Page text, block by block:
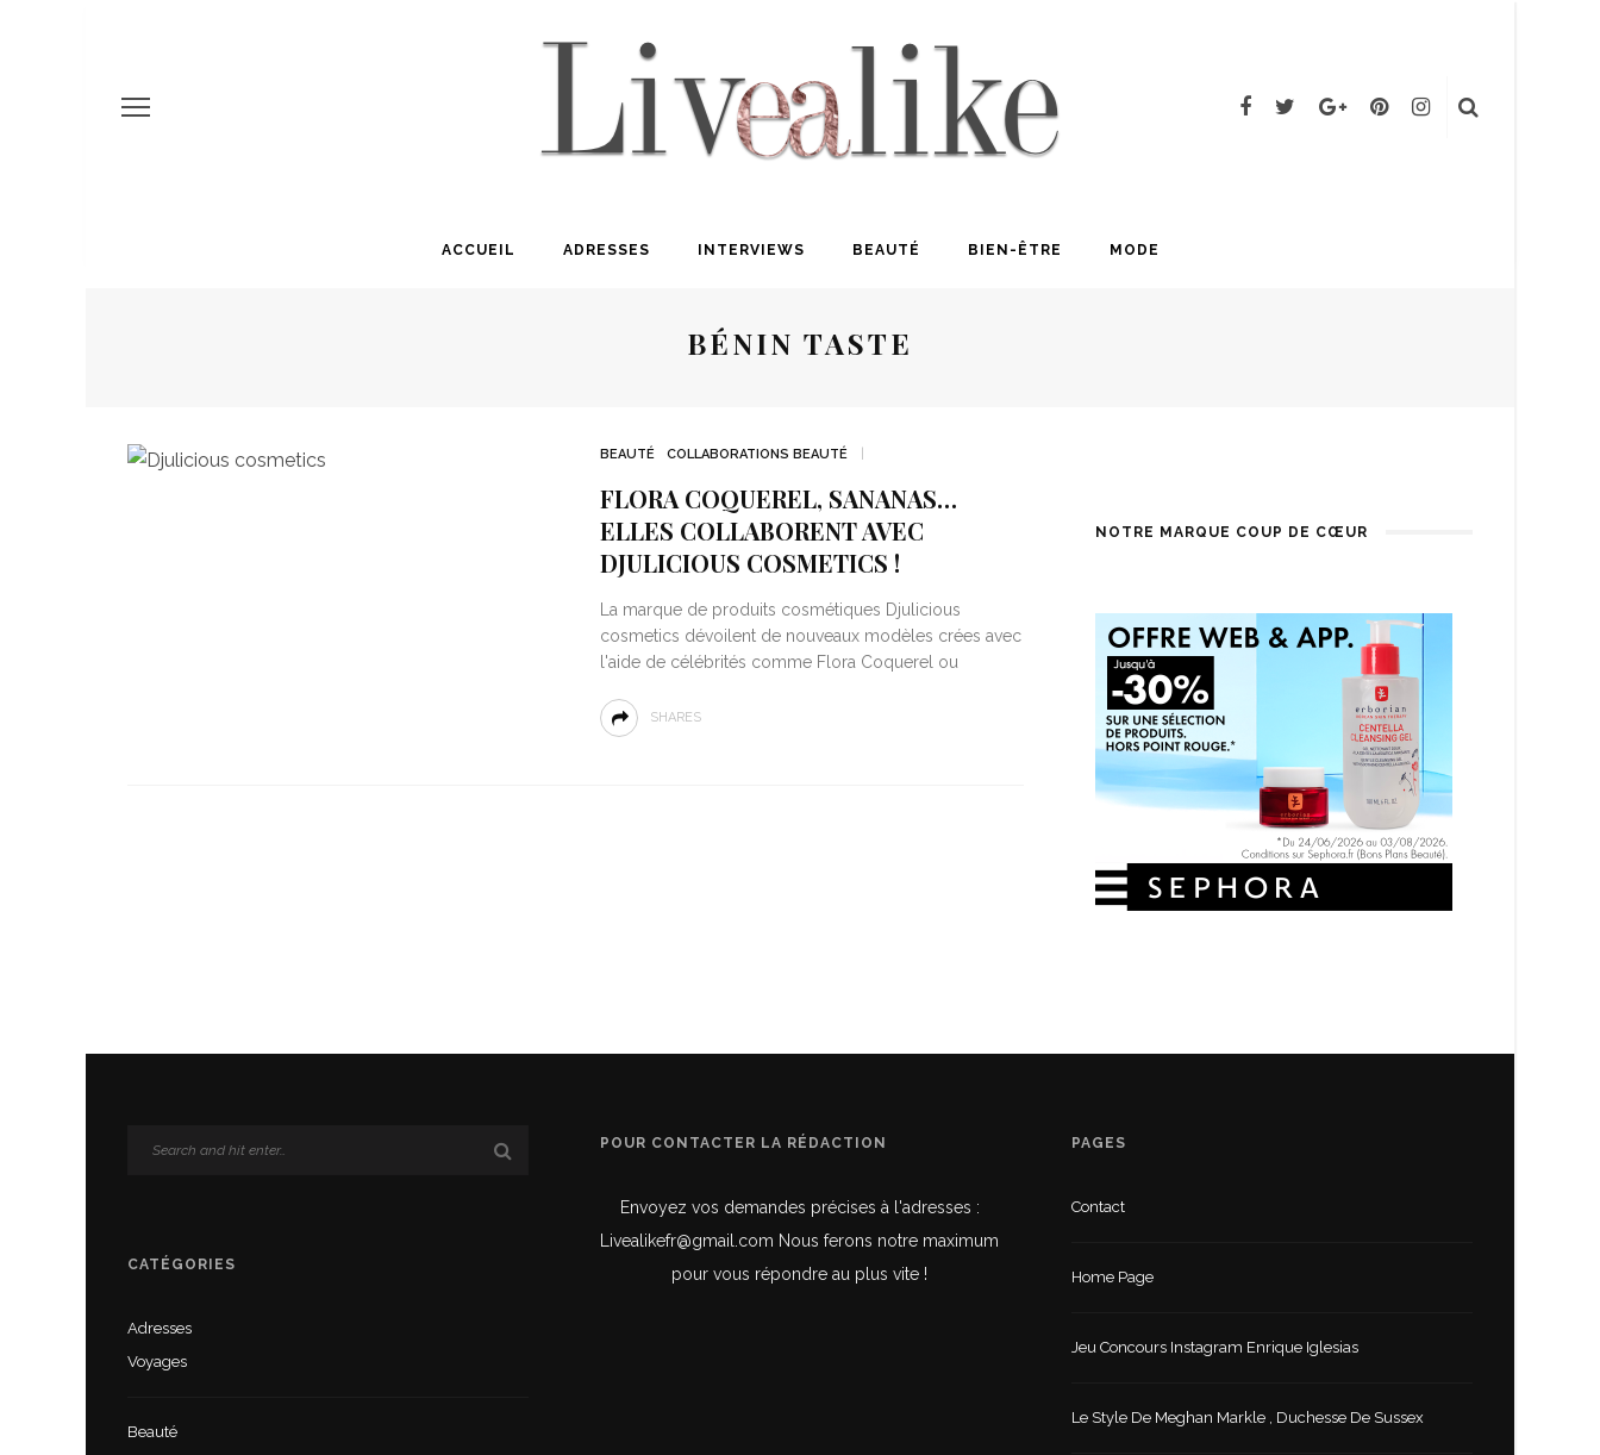
ACCUEIL ADRESSES INTERVIEWS BEAUTÉ BIEN-ÊTRE MODE
BÉNIN TASTE
BEAUTÉ COLLABORATIONS BEAUTÉ
FLORA COQUEREL, SANANAS…
ELLES COLLABORENT AVEC
DJULICIOUS COSMETICS !
La marque de produits cosmétiques Djulicious
cosmetics dévoilent de nouveaux modèles crées avec
l'aide de célébrités comme Flora Coquerel ou
SHARES
NOTRE MARQUE COUP DE CŒUR
CATÉGORIES
Adresses
Voyages
Beauté
POUR CONTACTER LA RÉDACTION
Envoyez vos demandes précises à l'adresses :
Livealikefr@gmail.com Nous ferons notre maximum
pour vous répondre au plus vite !
PAGES
Contact
Home Page
Jeu Concours Instagram Enrique Iglesias
Le Style De Meghan Markle , Duchesse De Sussex